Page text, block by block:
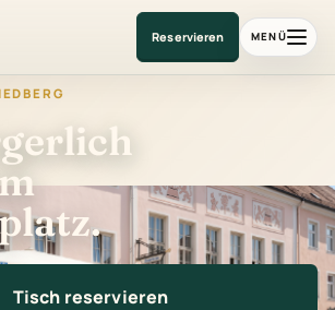
Reservieren MENÜ
Tisch reservieren